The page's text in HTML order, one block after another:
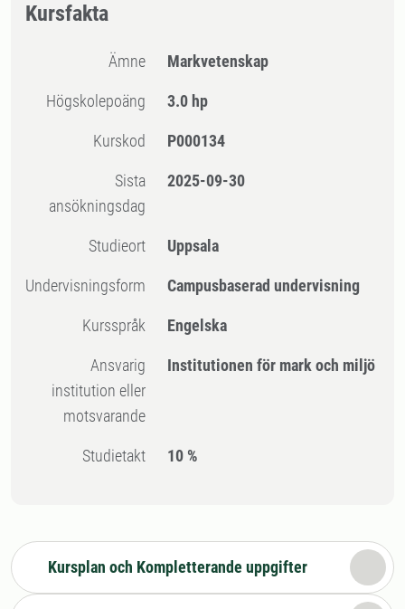
Kursfakta
Ämne Markvetenskap
högskolepoäng 3.0 hp
Kurskod P000134
Sista
ansökningsdag
2025-09-30
Studieort Uppsala
Undervisningsform Campusbaserad undervisning
Kursspråk Engelska
Ansvarig
institution eller
motsvarande
Institutionen för mark och miljö
Studietakt 10 %
Kursplan och Kompletterande uppgifter